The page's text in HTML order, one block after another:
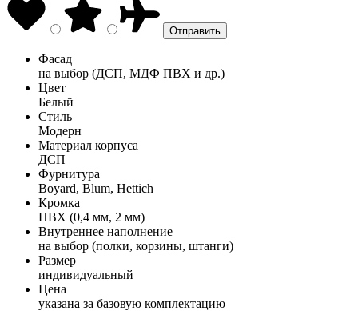
Фасад
на выбор (ДСП, МДФ ПВХ и др.)
Цвет
Белый
Стиль
Модерн
Материал корпуса
ДСП
Фурнитура
Boyard, Blum, Hettich
Кромка
ПВХ (0,4 мм, 2 мм)
Внутреннее наполнение
на выбор (полки, корзины, штанги)
Размер
индивидуальный
Цена
указана за базовую комплектацию